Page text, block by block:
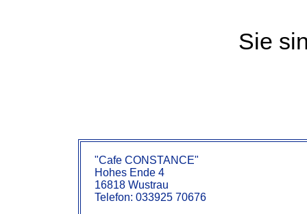
Sie
"Cafe CONSTANCE"
Hohes Ende 4
16818 Wustrau
Telefon: 033925 70676